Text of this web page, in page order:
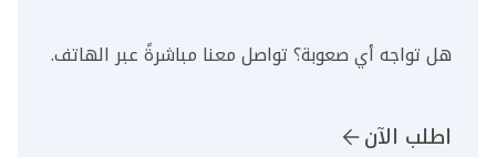
هل تواجه أي صعوبة؟ تواصل معنا مباشرةً عبر الهاتف.
اطلب الآن